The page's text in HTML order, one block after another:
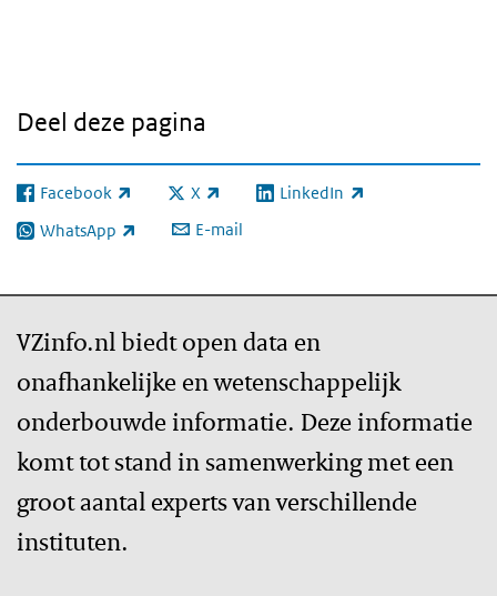
Deel deze pagina
Facebook
(externe link) X
(externe link) LinkedIn
(externe link)
WhatsApp
(externe link) E-mail
VZinfo.nl biedt open data en
onafhankelijke en wetenschappelijk
onderbouwde informatie. Deze informatie
komt tot stand in samenwerking met een
groot aantal experts van verschillende
instituten.